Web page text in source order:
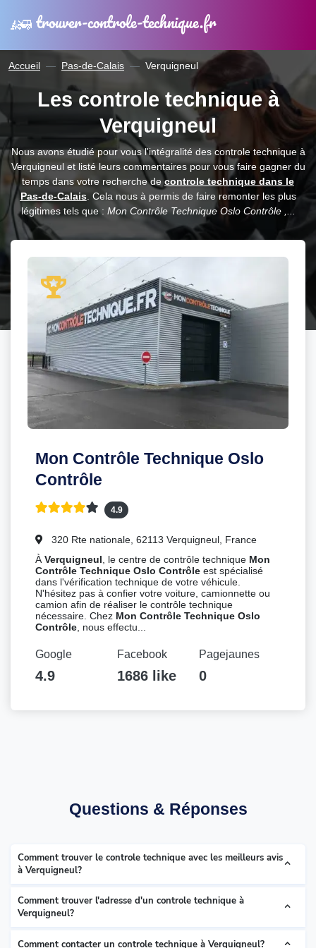
trouver-controle-technique.fr
Accueil Pas-de-Calais Verquigneul
Les controle technique à
Verquigneul
Nous avons étudié pour vous l'intégralité des controle technique à
Verquigneul et listé leurs commentaires pour vous faire gagner du
temps dans votre recherche decontrole technique dans le
Pas-de-Calais. Cela nous à permis de faire remonter les plus
légitimes tels que : Mon Contrôle Technique Oslo Contrôle ,...
Mon Contrôle Technique Oslo
Contrôle
4.9
320 Rte nationale, 62113 Verquigneul, France
ÀVerquigneul, le centre de contrôle technique Mon
Contrôle Technique Oslo Contrôle est spécialisé
dans l'vérification technique de votre véhicule.
N'hésitez pas à confier votre voiture, camionnette ou
camion afin de réaliser le contrôle technique
nécessaire. Chez Mon Contrôle Technique Oslo
Contrôle, nous effectu...
Google
4.9
Facebook
1686 like
Pagejaunes
0
Questions & Réponses
Comment trouver le controle technique avec les meilleurs avis
à Verquigneul?
Comment trouver l'adresse d'un controle technique à
Verquigneul?
Comment contacter un controle technique à Verquigneul?